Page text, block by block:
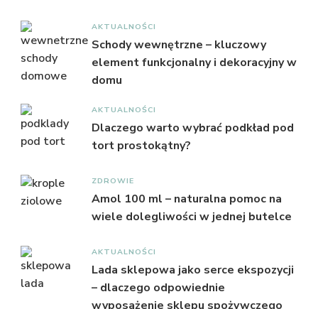
AKTUALNOŚCI
Schody wewnętrzne – kluczowy
element funkcjonalny i dekoracyjny w
domu
AKTUALNOŚCI
Dlaczego warto wybrać podkład pod
tort prostokątny?
ZDROWIE
Amol 100 ml – naturalna pomoc na
wiele dolegliwości w jednej butelce
AKTUALNOŚCI
Lada sklepowa jako serce ekspozycji
– dlaczego odpowiednie
wyposażenie sklepu spożywczego